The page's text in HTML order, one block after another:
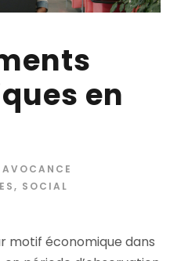
en
AVOCANCE
, SOCIAL
motif économique dans